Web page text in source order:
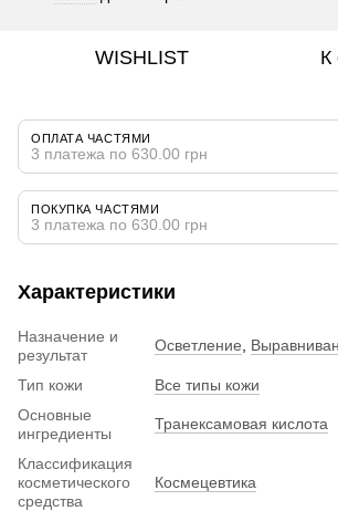
WISHLIST К
ОПЛАТА ЧАСТЯМИ
3 платежа по 630.00 грн
ПОКУПКА ЧАСТЯМИ
3 платежа по 630.00 грн
Характеристики
Назначение и
результат
Осветление
Тип кожи
Все типы кожи
Основные
ингредиенты
Транексамовая кислота
Классификация
косметического
средства
Космецевтика